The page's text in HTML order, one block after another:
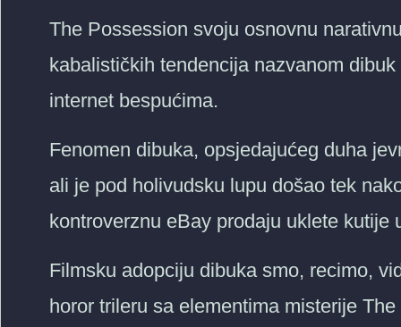
The Possession svoju osnovnu
kabalističkih tendencija nazvanom
internet bespućima.
Fenomen dibuka, opsjedajućeg duha
ali je pod holivudsku lupu došao tek
kontroverznu eBay prodaju uklete kutije
Filmsku adopciju dibuka smo, recimo,
horor trileru sa elementima misterije